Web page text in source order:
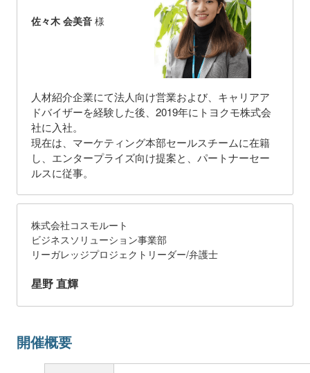
佐々木 会美音様
人材紹介企業にて法人向け営業および、キャリアア
ドバイザーを経験した後、2019年にトヨクモ株式会
社に入社。
現在は、マーケティング本部セールスチームに在籍
し、エンタープライズ向け提案と、パートナーセー
ルスに従事。
株式会社コスモルート
ビジネスソリューション事業部
リーガレッジプロジェクトリーダー/弁護士
星野 直輝
開催概要